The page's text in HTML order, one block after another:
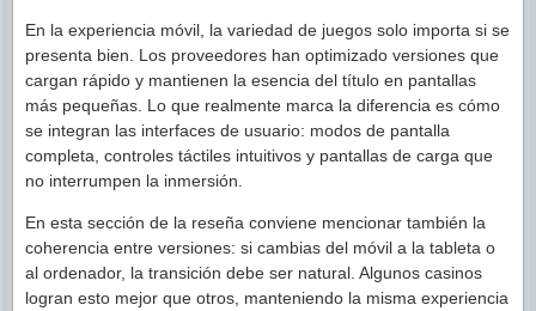
En la experiencia móvil, la variedad de juegos solo importa si se
presenta bien. Los proveedores han optimizado versiones que
cargan rápido y mantienen la esencia del título en pantallas
más pequeñas. Lo que realmente marca la diferencia es cómo
se integran las interfaces de usuario: modos de pantalla
completa, controles táctiles intuitivos y pantallas de carga que
no interrumpen la inmersión.
En esta sección de la reseña conviene mencionar también la
coherencia entre versiones: si cambias del móvil a la tableta o
al ordenador, la transición debe ser natural. Algunos casinos
logran esto mejor que otros, manteniendo la misma experiencia